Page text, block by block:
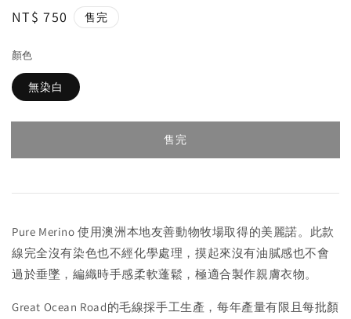
Regular
NT$ 750 售完
顏色
無染白
售完
Pure Merino 使用澳洲本地友善動物牧場取得的美麗諾。此款
線完全沒有染色也不經化學處理，摸起來沒有油膩感也不會
過於垂墜，編織時手感柔軟蓬鬆，極適合製作親膚衣物。
Great Ocean Road的毛線採手工生產，每年產量有限且每批顏